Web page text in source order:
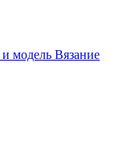
модель Вязание